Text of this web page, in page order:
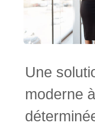
Une
moderne